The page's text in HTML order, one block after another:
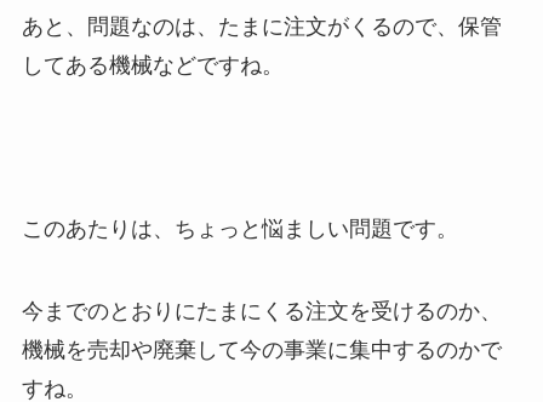
あと、問題なのは、たまに注文がくるので、保管
してある機械などですね。
このあたりは、ちょっと悩ましい問題です。
今までのとおりにたまにくる注文を受けるのか、
機械を売却や廃棄して今の事業に集中するのかで
すね。